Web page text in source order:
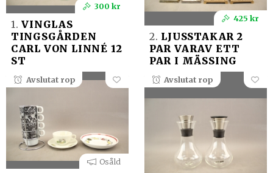
300 kr
1. VINGLAS
TINGSGÅRDEN
CARL VON LINNÉ 12
ST
425 kr
2. LJUSSTAKAR 2
PAR VARAV ETT
PAR I MÄSSING
Avslutat rop
Osåld
Avslutat rop